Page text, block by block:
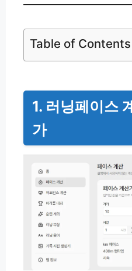
Table of Contents
1. 러닝페이스
가